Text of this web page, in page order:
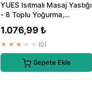
YUES Isıtmalı Masaj Yastığı
- 8 Toplu Yoğurma,
Boyun/Bel/Sırt Uyumlu
1.076,99 ₺
★★★★★ (0)
Sepete Ekle